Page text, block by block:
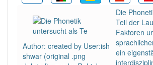
DER:5Ausnahmen
Beispiele
DAS:5Ausnahmen Beispiele
Author: created by User:ish
shwar (original .png
Die
Teil der
Faktoren
ein